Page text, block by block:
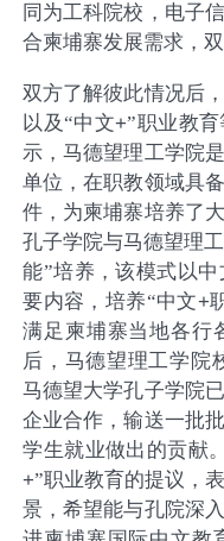
同为工科院校，电子
合柬埔寨发展需求，
双方了解彼此情况后，
以及“中文+”职业教
示，马德望理工学院
单位，在职教领域具
件，为柬埔寨培养了
孔子学院与马德望理
能”培养，该模式以
要内容 ，培养“中文+
满足柬埔寨当地各行
后，马德望理工学院
马德望大学孔子学院
企业合作，输送一批
学生就业做出的贡献。
+”职业教育的提议，
景，希望能与孔院深